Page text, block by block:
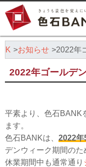
お知らせ 2022年
2022年ゴールデ
平素より、色石BANK
ます。
色石BANKは、 2022年
デンウィーク期間のた
休業期間中も通常通り